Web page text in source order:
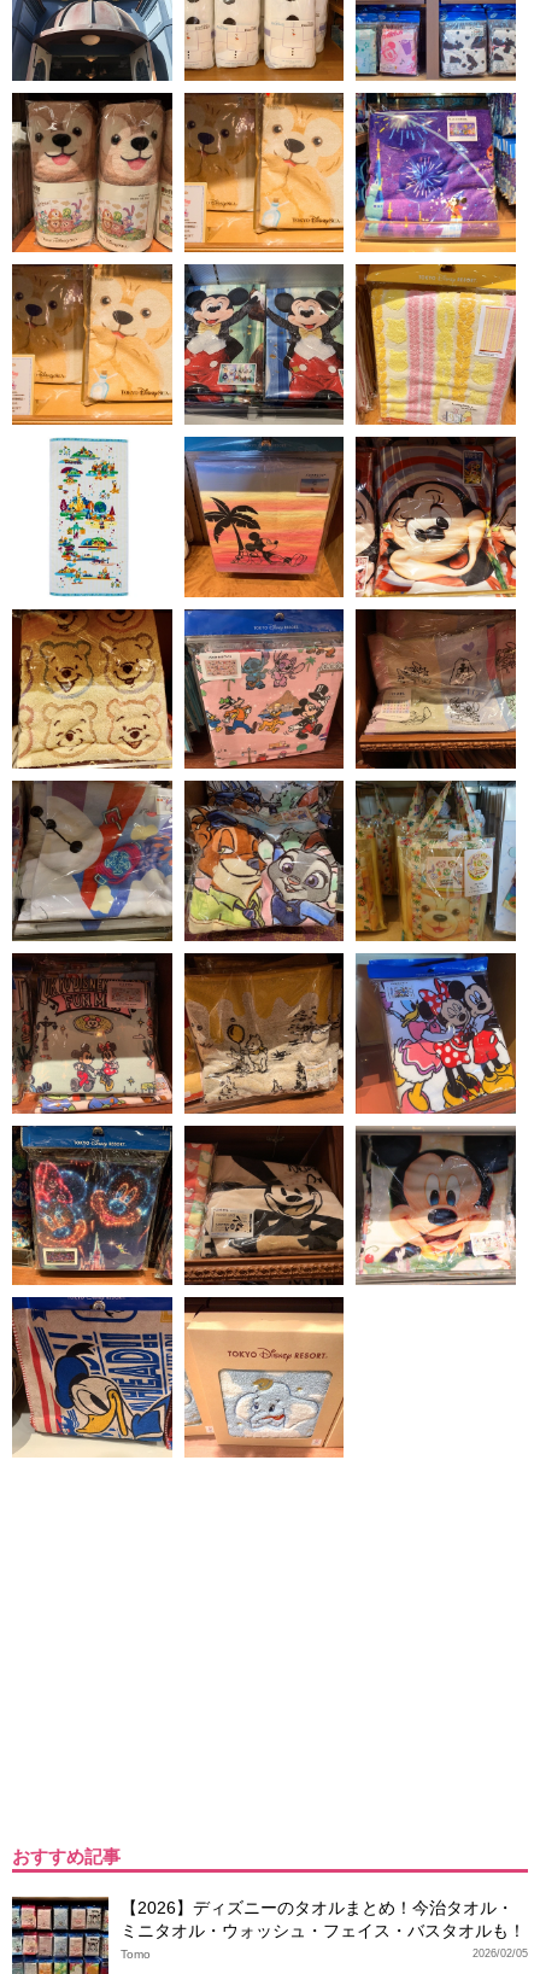
おすすめ記事
【2026】ディズニーのタオルまとめ！今治タオル・
ミニタオル・ウォッシュ・フェイス・バスタオルも！
2026/02/05
Tomo